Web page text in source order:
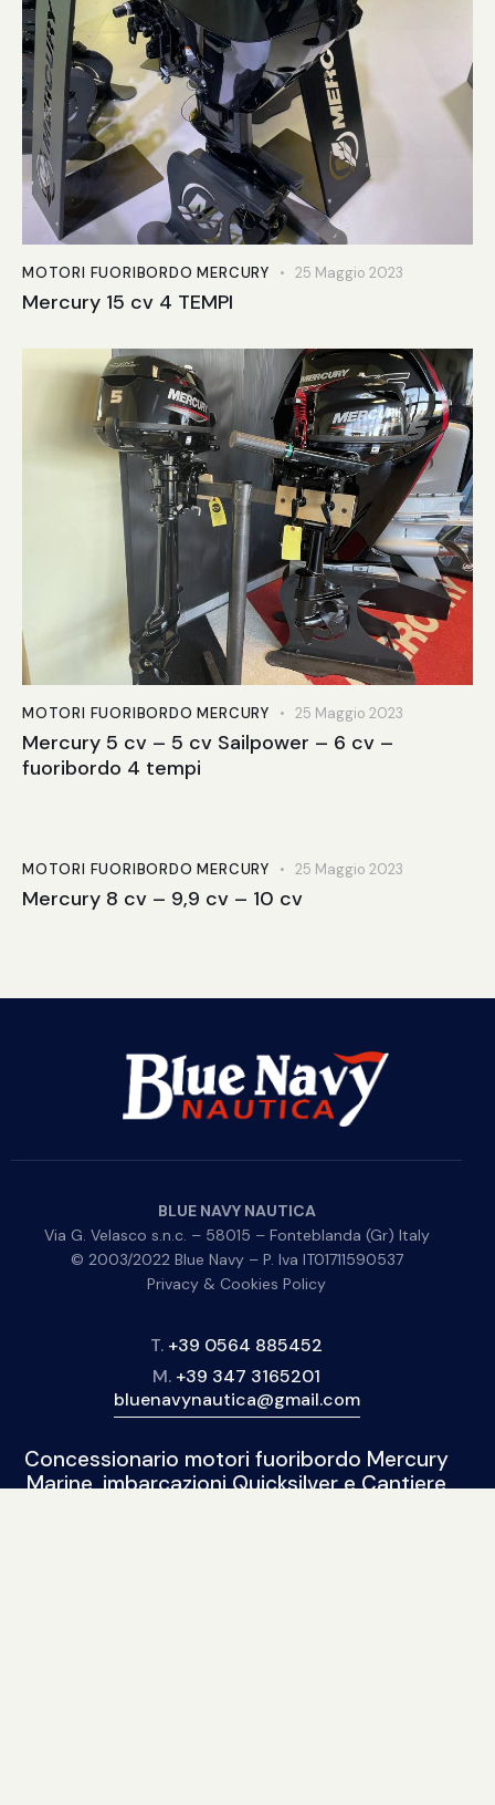
MOTORI FUORIBORDO MERCURY 25 Maggio 2023
Mercury 15 cv 4 TEMPI
MOTORI FUORIBORDO MERCURY 25 Maggio 2023
Mercury 5 cv – 5 cv Sailpower – 6 cv –
fuoribordo 4 tempi
MOTORI FUORIBORDO MERCURY 25 Maggio 2023
Mercury 8 cv – 9,9 cv – 10 cv
BLUE NAVY NAUTICA
Via G. Velasco s.n.c. – 58015 – Fonteblanda (Gr) Italy
© 2003/2022 Blue Navy – P. Iva IT01711590537
Privacy & Cookies Policy
T. +39 0564 885452
M. +39 347 3165201
bluenavynautica@gmail.com
Concessionario motori fuoribordo Mercury
Marine, imbarcazioni Quicksilver e Cantiere